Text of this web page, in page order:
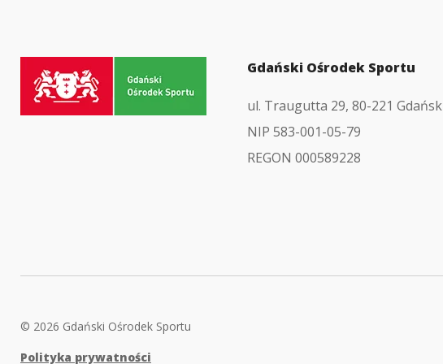
Przejdź
strony
głównej
Gdański Ośrodek Sportu
ul. Traugutta 29, 80-221 Gdańsk
NIP 583-001-05-79
REGON 000589228
© 2026 Gdański Ośrodek Sportu
Polityka prywatności